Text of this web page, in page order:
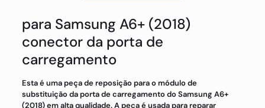
para Samsung A6+ (2018)
conector da porta de
carregamento
Esta é uma peça de reposição para o módulo de
substituição da porta de carregamento do Samsung A6+
(2018) em alta qualidade. A peça é usada para reparar